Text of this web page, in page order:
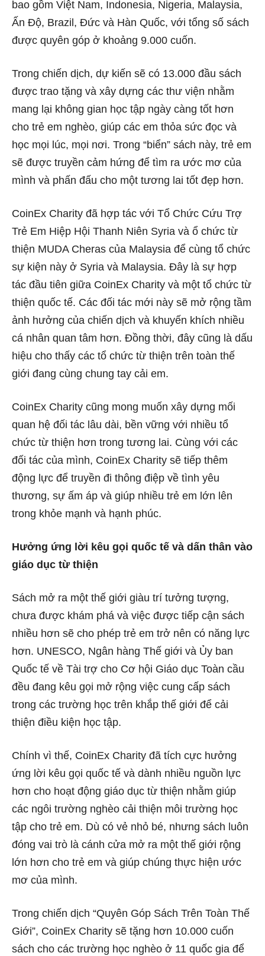
bao gồm Việt Nam, Indonesia, Nigeria, Malaysia,
Ấn Độ, Brazil, Đức và Hàn Quốc, với tổng số sách
được quyên góp ở khoảng 9.000 cuốn.
Trong chiến dịch, dự kiến sẽ có 13.000 đầu sách
được trao tặng và xây dựng các thư viện nhằm
mang lại không gian học tập ngày càng tốt hơn
cho trẻ em nghèo, giúp các em thỏa sức đọc và
học mọi lúc, mọi nơi. Trong “biển” sách này, trẻ em
sẽ được truyền cảm hứng để tìm ra ước mơ của
mình và phấn đấu cho một tương lai tốt đẹp hơn.
CoinEx Charity đã hợp tác với Tổ Chức Cứu Trợ
Trẻ Em Hiệp Hội Thanh Niên Syria và ổ chức từ
thiện MUDA Cheras của Malaysia để cùng tổ chức
sự kiện này ở Syria và Malaysia. Đây là sự hợp
tác đầu tiên giữa CoinEx Charity và một tổ chức từ
thiện quốc tế. Các đối tác mới này sẽ mở rộng tầm
ảnh hưởng của chiến dịch và khuyến khích nhiều
cá nhân quan tâm hơn. Đồng thời, đây cũng là dấu
hiệu cho thấy các tổ chức từ thiện trên toàn thế
giới đang cùng chung tay cải em.
CoinEx Charity cũng mong muốn xây dựng mối
quan hệ đối tác lâu dài, bền vững với nhiều tổ
chức từ thiện hơn trong tương lai. Cùng với các
đối tác của mình, CoinEx Charity sẽ tiếp thêm
động lực để truyền đi thông điệp về tình yêu
thương, sự ấm áp và giúp nhiều trẻ em lớn lên
trong khỏe mạnh và hạnh phúc.
Hưởng ứng lời kêu gọi quốc tế và dấn thân vào
giáo dục từ thiện
Sách mở ra một thế giới giàu trí tưởng tượng,
chưa được khám phá và việc được tiếp cận sách
nhiều hơn sẽ cho phép trẻ em trở nên có năng lực
hơn. UNESCO, Ngân hàng Thế giới và Ủy ban
Quốc tế về Tài trợ cho Cơ hội Giáo dục Toàn cầu
đều đang kêu gọi mở rộng việc cung cấp sách
trong các trường học trên khắp thế giới để cải
thiện điều kiện học tập.
Chính vì thế, CoinEx Charity đã tích cực hưởng
ứng lời kêu gọi quốc tế và dành nhiều nguồn lực
hơn cho hoạt động giáo dục từ thiện nhằm giúp
các ngôi trường nghèo cải thiện môi trường học
tập cho trẻ em. Dù có vẻ nhỏ bé, nhưng sách luôn
đóng vai trò là cánh cửa mở ra một thế giới rộng
lớn hơn cho trẻ em và giúp chúng thực hiện ước
mơ của mình.
Trong chiến dịch “Quyên Góp Sách Trên Toàn Thế
Giới”, CoinEx Charity sẽ tặng hơn 10.000 cuốn
sách cho các trường học nghèo ở 11 quốc gia để